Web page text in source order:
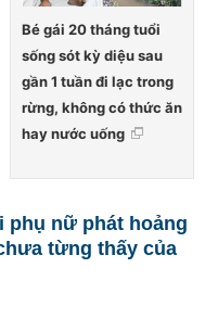
Bé gái 20 tháng tuổi
sống sót kỳ diệu sau
gần 1 tuần đi lạc trong
rừng, không có thức ăn
hay nước uống
phụ nữ phát hoảng
từng thấy của